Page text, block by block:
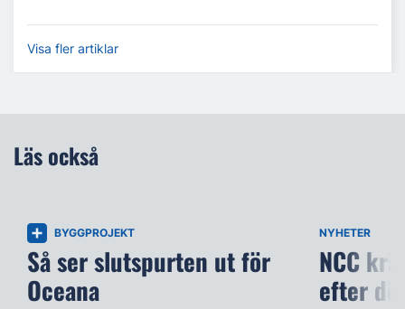
Visa fler artiklar
Läs också
BYGGPROJEKT
Så ser slutspurten ut för
Oceana
NYHETER
NCC
efter